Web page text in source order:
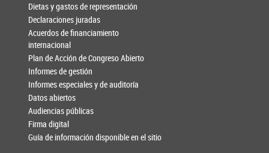
Dietas y gastos de representación
Declaraciones juradas
Acuerdos de financiamiento
internacional
Plan de Acción de Congreso Abierto
Informes de gestión
Informes especiales y de auditoría
Datos abiertos
Audiencias públicas
Firma digital
Guía de información disponible en el sitio